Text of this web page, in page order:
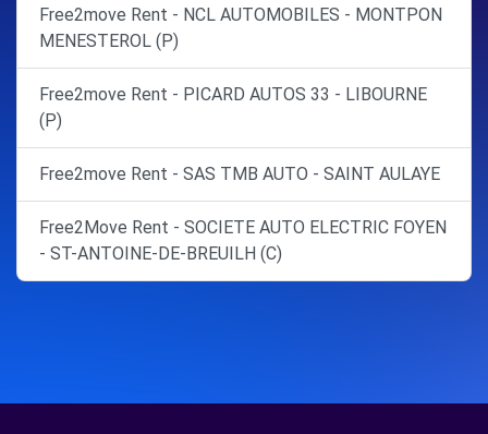
Free2move Rent - NCL AUTOMOBILES - MONTPON
MENESTEROL (P)
Free2move Rent - PICARD AUTOS 33 - LIBOURNE
(P)
Free2move Rent - SAS TMB AUTO - SAINT AULAYE
Free2Move Rent - SOCIETE AUTO ELECTRIC FOYEN
- ST-ANTOINE-DE-BREUILH (C)